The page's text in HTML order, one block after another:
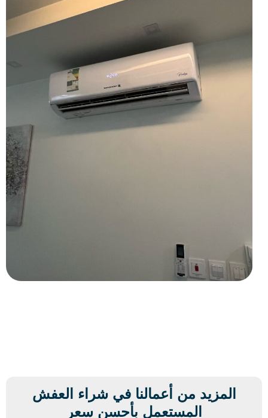
المزيد من أعمالنا في شراء العفش
المستعمل بأحسن سعر